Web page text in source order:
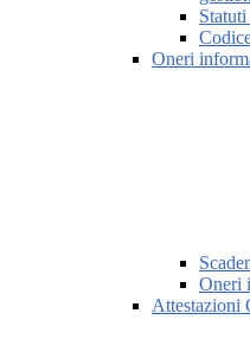
Oneri
Oneri
Attestazioni